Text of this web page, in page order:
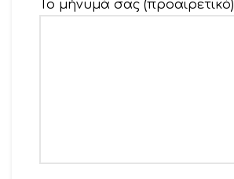
Το μήνυμά σας (προαιρετικό)